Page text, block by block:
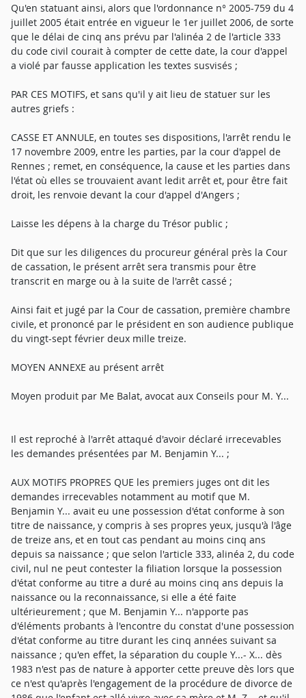
Qu'en statuant ainsi, alors que l'ordonnance n° 2005-759 du 4
juillet 2005 était entrée en vigueur le 1er juillet 2006, de sorte
que le délai de cinq ans prévu par l'alinéa 2 de l'article 333
du code civil courait à compter de cette date, la cour d'appel
a violé par fausse application les textes susvisés ;
PAR CES MOTIFS, et sans qu'il y ait lieu de statuer sur les
autres griefs :
CASSE ET ANNULE, en toutes ses dispositions, l'arrêt rendu le
17 novembre 2009, entre les parties, par la cour d'appel de
Rennes ; remet, en conséquence, la cause et les parties dans
l'état où elles se trouvaient avant ledit arrêt et, pour être fait
droit, les renvoie devant la cour d'appel d'Angers ;
Laisse les dépens à la charge du Trésor public ;
Dit que sur les diligences du procureur général près la Cour
de cassation, le présent arrêt sera transmis pour être
transcrit en marge ou à la suite de l'arrêt cassé ;
Ainsi fait et jugé par la Cour de cassation, première chambre
civile, et prononcé par le président en son audience publique
du vingt-sept février deux mille treize.
MOYEN ANNEXE au présent arrêt
Moyen produit par Me Balat, avocat aux Conseils pour M. Y...
Il est reproché à l'arrêt attaqué d'avoir déclaré irrecevables
les demandes présentées par M. Benjamin Y... ;
AUX MOTIFS PROPRES QUE les premiers juges ont dit les
demandes irrecevables notamment au motif que M.
Benjamin Y... avait eu une possession d'état conforme à son
titre de naissance, y compris à ses propres yeux, jusqu'à l'âge
de treize ans, et en tout cas pendant au moins cinq ans
depuis sa naissance ; que selon l'article 333, alinéa 2, du code
civil, nul ne peut contester la filiation lorsque la possession
d'état conforme au titre a duré au moins cinq ans depuis la
naissance ou la reconnaissance, si elle a été faite
ultérieurement ; que M. Benjamin Y... n'apporte pas
d'éléments probants à l'encontre du constat d'une possession
d'état conforme au titre durant les cinq années suivant sa
naissance ; qu'en effet, la séparation du couple Y...- X... dès
1983 n'est pas de nature à apporter cette preuve dès lors que
ce n'est qu'après l'engagement de la procédure de divorce de